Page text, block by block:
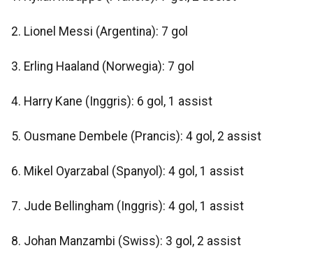
2. Lionel Messi (Argentina): 7 gol
3. Erling Haaland (Norwegia): 7 gol
4. Harry Kane (Inggris): 6 gol, 1 assist
5. Ousmane Dembele (Prancis): 4 gol, 2 assist
6. Mikel Oyarzabal (Spanyol): 4 gol, 1 assist
7. Jude Bellingham (Inggris): 4 gol, 1 assist
8. Johan Manzambi (Swiss): 3 gol, 2 assist